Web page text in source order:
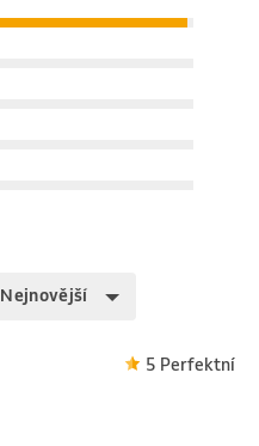
Nejnovější
5 Perfektní